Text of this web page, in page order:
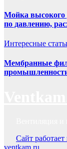
Мойка высокого
по давлению,
Интересные
Мембранные
Сайт работает
ventkam.ru